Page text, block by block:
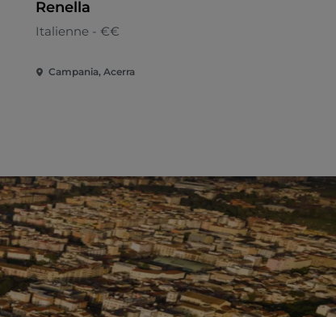
Renella
Italienne - €€
Campania, Acerra